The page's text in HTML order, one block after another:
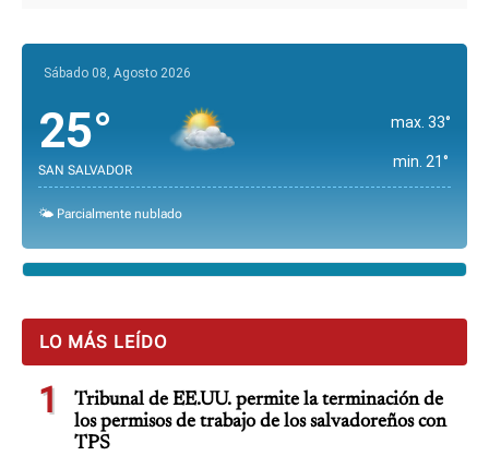
Sábado 08, Agosto 2026
25°
SAN SALVADOR
max. 33°
min. 21°
🌤️ Parcialmente nublado
LO MÁS LEÍDO
1
Tribunal de EE.UU. permite la terminación de
los permisos de trabajo de los salvadoreños con
TPS